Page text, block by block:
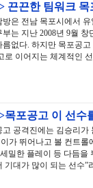
끈끈한 팀워크
방은 전남 목포시에서
부는 지난 2008년 9월
름없다. 하지만 목포공
로 이어지는 체계적인
목포공고 이 선수
고 공격진에는 김승리
가 뛰어나고 볼 컨트
밀한 플레이 등 다듬을
기대가 많이 되는 선수